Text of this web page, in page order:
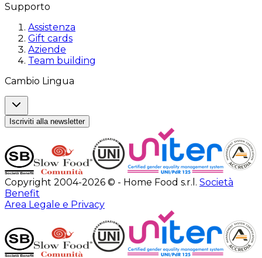
Supporto
Assistenza
Gift cards
Aziende
Team building
Cambio Lingua
Iscriviti alla newsletter
Copyright 2004-2026 © - Home Food s.r.l. Società
Benefit
Area Legale e Privacy